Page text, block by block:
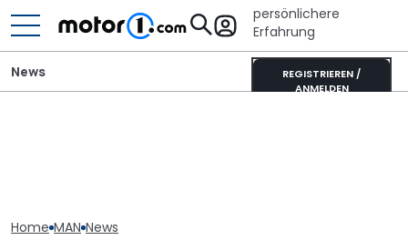
persönlichere
Erfahrung
REGISTRIEREN /
ANMELDEN
News
Home MAN News